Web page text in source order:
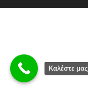
Καλέστε μας